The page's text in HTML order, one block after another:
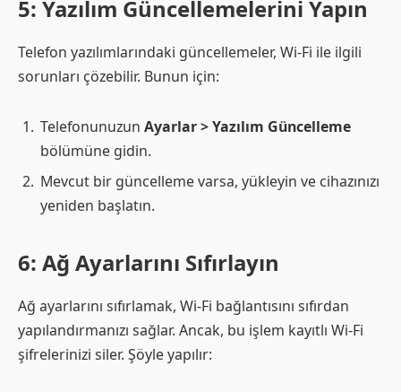
5: Yazılım Güncellemelerini Yapın
Telefon yazılımlarındaki güncellemeler, Wi-Fi ile ilgili
sorunları çözebilir. Bunun için:
Telefonunuzun Ayarlar > Yazılım Güncelleme
bölümüne gidin.
Mevcut bir güncelleme varsa, yükleyin ve cihazınızı
yeniden başlatın.
6: Ağ Ayarlarını Sıfırlayın
Ağ ayarlarını sıfırlamak, Wi-Fi bağlantısını sıfırdan
yapılandırmanızı sağlar. Ancak, bu işlem kayıtlı Wi-Fi
şifrelerinizi siler. Şöyle yapılır: